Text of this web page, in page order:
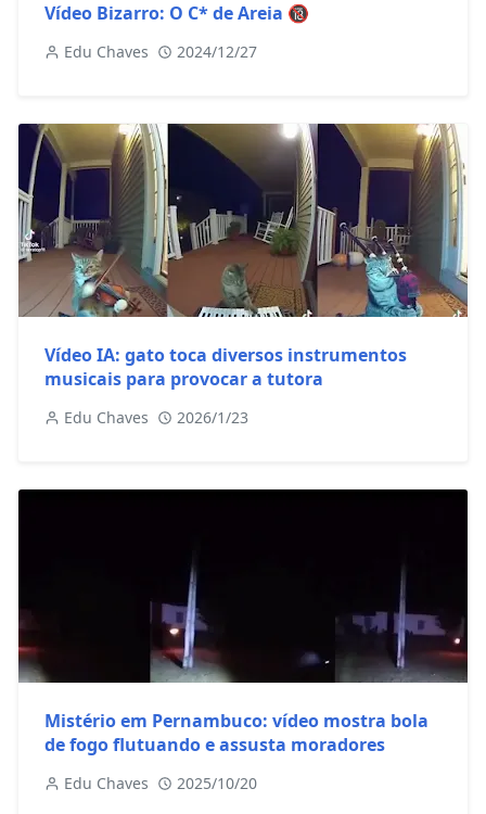
Vídeo Bizarro: O C* de Areia 🔞
Edu Chaves 2024/12/27
Vídeo IA: gato toca diversos instrumentos
musicais para provocar a tutora
Edu Chaves 2026/1/23
Mistério em Pernambuco: vídeo mostra bola
de fogo flutuando e assusta moradores
Edu Chaves 2025/10/20